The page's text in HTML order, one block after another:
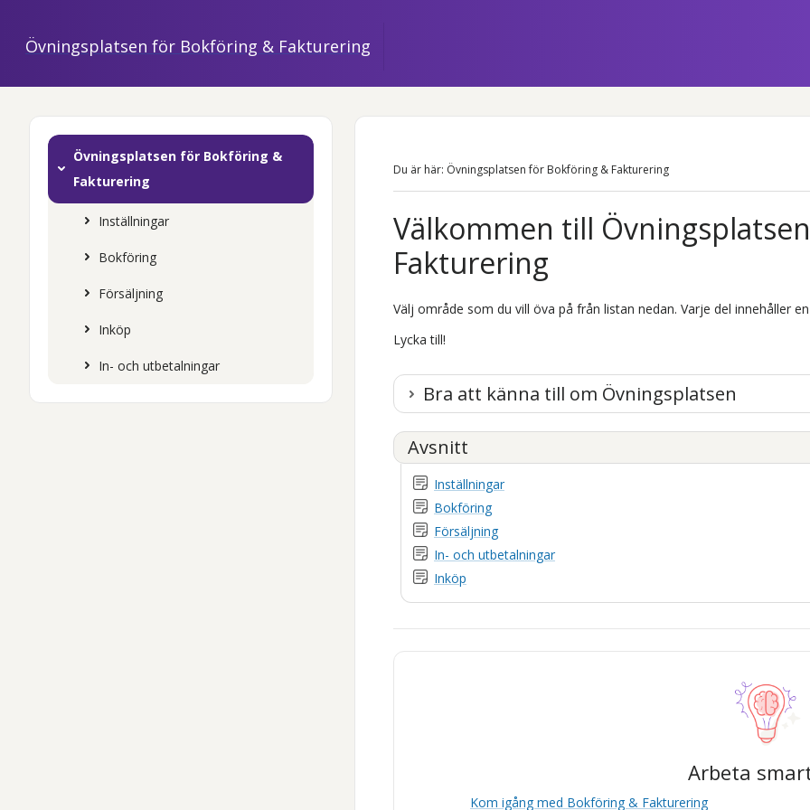
Övningsplatsen för Bokföring & Fakturering
Övningsplatsen för Bokföring &
Fakturering
Inställningar
Bokföring
Försäljning
Inköp
In- och utbetalningar
Du är här: Övningsplatsen för Bokföring & Fakturering
Välkommen till
Fakturering
Välj område som du vill öva på från listan nedan. Varje del innehåller
Lycka till!
Bra att känna till om Övningsplatsen
Avsnitt
Inställningar
Bokföring
Försäljning
In- och utbetalningar
Inköp
Arbeta
Kom igång med Bokföring & Fakturering